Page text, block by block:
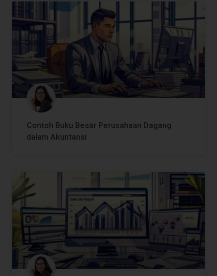
Contoh Buku Besar Perusahaan Dagang
dalam Akuntansi